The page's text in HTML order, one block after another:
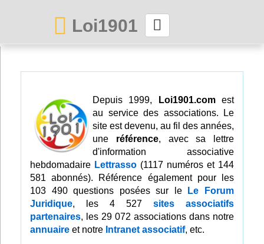
Loi1901
Abonnez-vous à LettrAsso
Menu général
ServiceAsso
Partager
Depuis 1999, Loi1901.comest
au service des associations. Le
site est devenu, au fil des années,
une référence, avec sa lettre
d'information associative
hebdomadaire Lettrasso (1117 numéros et 144
581 abonnés). Référence également pour les
103 490 questions posées sur le
Le Forum
Juridique, les 4 527 sites associatifs
partenaires, les 29 072 associations dans notre
annuaire et notre Intranet associatif, etc.